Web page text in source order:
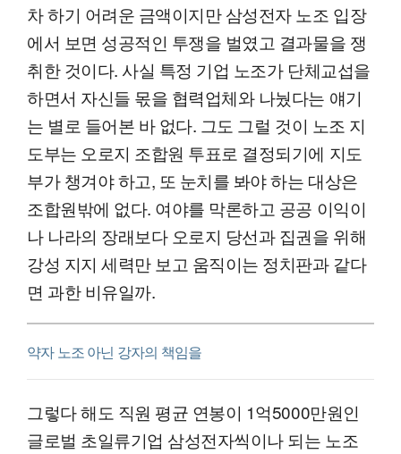
차 하기 어려운 금액이지만 삼성전자 노조 입장
에서 보면 성공적인 투쟁을 벌였고 결과물을 쟁
취한 것이다. 사실 특정 기업 노조가 단체교섭을
하면서 자신들 몫을 협력업체와 나눴다는 얘기
는 별로 들어본 바 없다. 그도 그럴 것이 노조 지
도부는 오로지 조합원 투표로 결정되기에 지도
부가 챙겨야 하고, 또 눈치를 봐야 하는 대상은
조합원밖에 없다. 여야를 막론하고 공공 이익이
나 나라의 장래보다 오로지 당선과 집권을 위해
강성 지지 세력만 보고 움직이는 정치판과 같다
면 과한 비유일까.
약자 노조 아닌 강자의 책임을
그렇다 해도 직원 평균 연봉이 1억5000만원인
글로벌 초일류기업 삼성전자씩이나 되는 노조